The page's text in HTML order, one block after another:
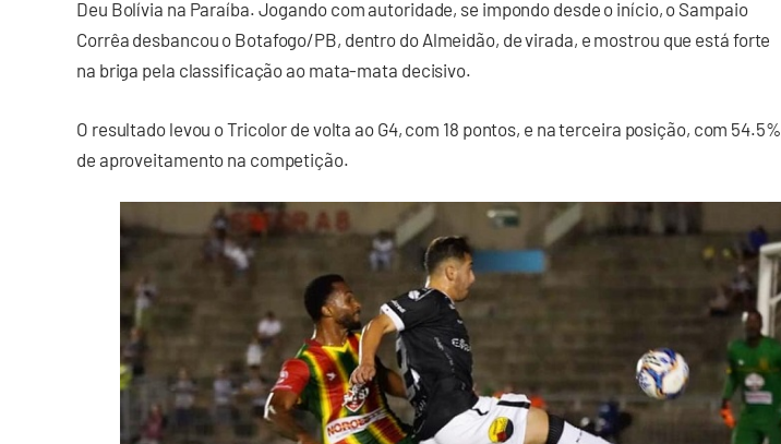
Deu Bolívia na Paraíba. Jogando com autoridade, se impondo desde o início, o Sampaio
Corrêa desbancou o Botafogo/PB, dentro do Almeidão, de virada, e mostrou que está forte
na briga pela classificação ao mata-mata decisivo.
O resultado levou o Tricolor de volta ao G4, com 18 pontos, e na terceira posição, com 54.5%
de aproveitamento na competição.